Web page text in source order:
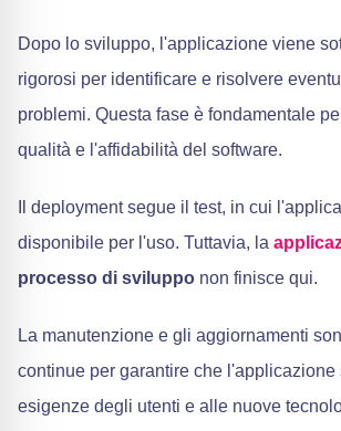
Dopo lo sviluppo, l'applicazione viene
rigorosi per identificare e risolvere
problemi. Questa fase è fondamentale
qualità e l'affidabilità del software.
Il deployment segue il test, in cui
disponibile per l'uso. Tuttavia, la
processo di sviluppo non finisce qui.
La manutenzione e gli aggiornamenti
continue per garantire che l'applicazione
esigenze degli utenti e alle nuove